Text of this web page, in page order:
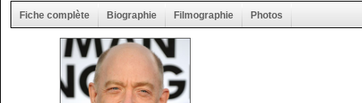
Fiche complète Biographie Filmographie Photos